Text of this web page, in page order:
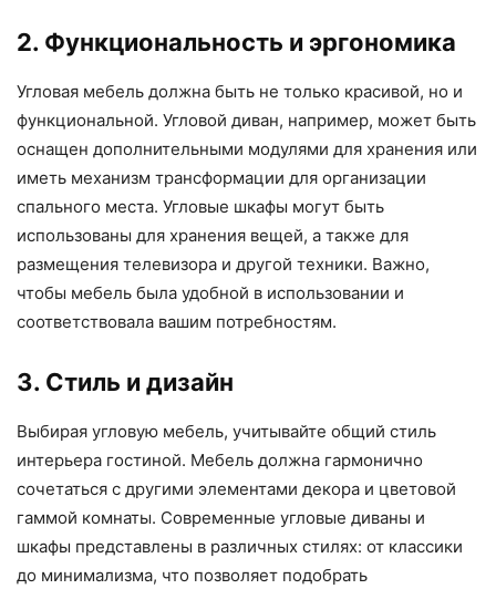
2. Функциональность и эргономика
Угловая мебель должна быть не только красивой, но и
функциональной. Угловой диван, например, может быть
оснащен дополнительными модулями для хранения или
иметь механизм трансформации для организации
спального места. Угловые шкафы могут быть
использованы для хранения вещей, а также для
размещения телевизора и другой техники. Важно,
чтобы мебель была удобной в использовании и
соответствовала вашим потребностям.
3. Стиль и дизайн
Выбирая угловую мебель, учитывайте общий стиль
интерьера гостиной. Мебель должна гармонично
сочетаться с другими элементами декора и цветовой
гаммой комнаты. Современные угловые диваны и
шкафы представлены в различных стилях: от классики
до минимализма, что позволяет подобрать